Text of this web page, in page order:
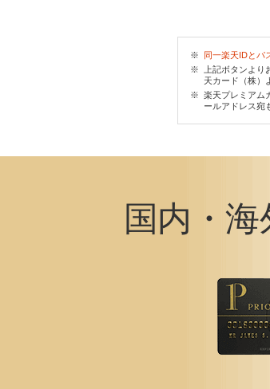
※ 同一楽天IDとパ
※
上記ボタンよ
天カード（株）
※ 楽天プレミアム
ールアドレス宛
国内・